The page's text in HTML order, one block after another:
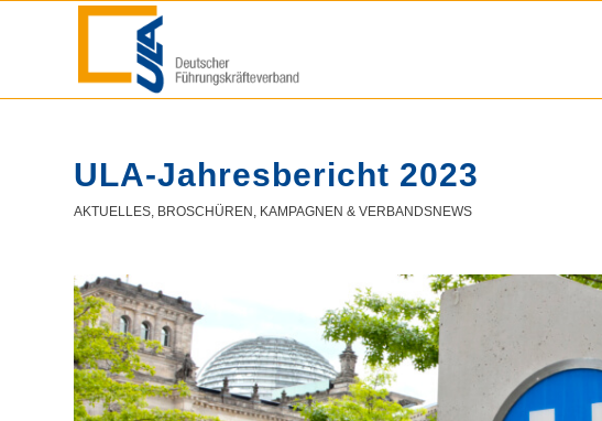
ULA-Jahresbericht 2023
AKTUELLES, BROSCHÜREN , KAMPAGNEN & VERBANDSNEWS